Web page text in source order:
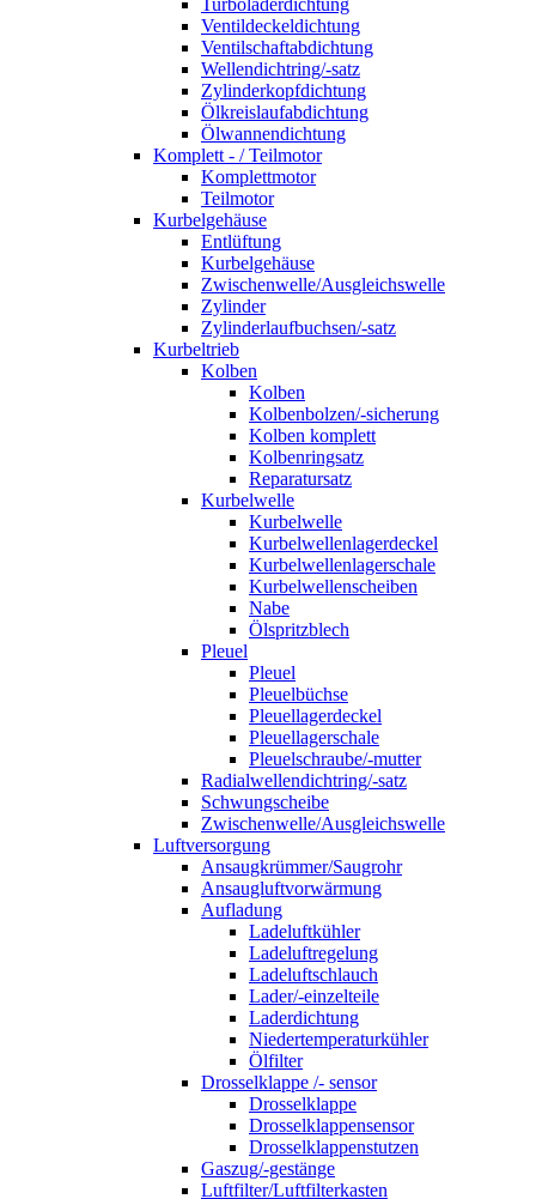
Turboladerdichtung
Ventildeckeldichtung
Ventilschaftabdichtung
Wellendichtring/-satz
Zylinderkopfdichtung
Ölkreislaufabdichtung
Ölwannendichtung
Komplett - / Teilmotor
Komplettmotor
Teilmotor
Kurbelgehäuse
Entlüftung
Kurbelgehäuse
Zwischenwelle/Ausgleichswelle
Zylinder
Zylinderlaufbuchsen/-satz
Kurbeltrieb
Kolben
Kolben
Kolbenbolzen/-sicherung
Kolben komplett
Kolbenringsatz
Reparatursatz
Kurbelwelle
Kurbelwelle
Kurbelwellenlagerdeckel
Kurbelwellenlagerschale
Kurbelwellenscheiben
Nabe
Ölspritzblech
Pleuel
Pleuel
Pleuelbüchse
Pleuellagerdeckel
Pleuellagerschale
Pleuelschraube/-mutter
Radialwellendichtring/-satz
Schwungscheibe
Zwischenwelle/Ausgleichswelle
Luftversorgung
Ansaugkrümmer/Saugrohr
Ansaugluftvorwärmung
Aufladung
Ladeluftkühler
Ladeluftregelung
Ladeluftschlauch
Lader/-einzelteile
Laderdichtung
Niedertemperaturkühler
Ölfilter
Drosselklappe /- sensor
Drosselklappe
Drosselklappensensor
Drosselklappenstutzen
Gaszug/-gestänge
Luftfilter/Luftfilterkasten